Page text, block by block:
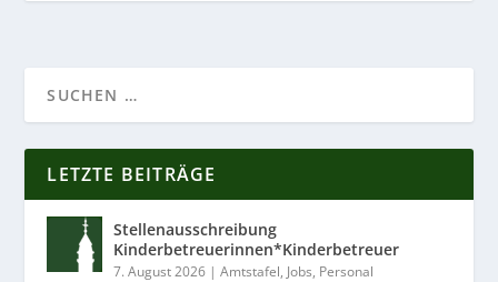
LETZTE BEITRÄGE
Stellenausschreibung
Kinderbetreuerinnen*Kinderbetreuer
7. August 2026 |Amtstafel, Jobs, Personal